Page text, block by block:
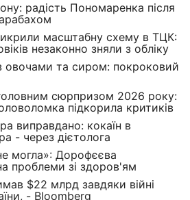
радість Пономаренка після
масштабну схему в ТЦК:
незаконно зняли з обліку
овочами та сиром: покроковий
сюрпризом 2026 року:
підкорила критиків
виправдано: кокаїн в
- через дієтолога
могла»: Дорофєєва
проблеми зі здоров'ям
$22 млрд завдяки війні
- Bloomberg